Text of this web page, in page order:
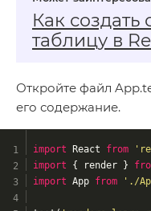
Как
таблицу в
Откройте файл
его содержание.
import React from
import { render }
import App from './